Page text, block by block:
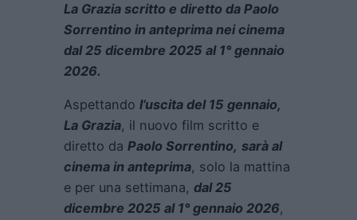
La Grazia scritto e diretto da Paolo
Sorrentino in anteprima nei cinema
dal 25 dicembre 2025 al 1° gennaio
2026.
Aspettando l’uscita del 15 gennaio,
La Grazia, il nuovo film scritto e
diretto da Paolo Sorrentino, sarà al
cinema in anteprima, solo la mattina
e per una settimana, dal 25
dicembre 2025 al 1° gennaio 2026,